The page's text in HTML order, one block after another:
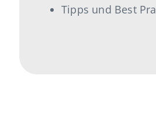
Tipps und Best